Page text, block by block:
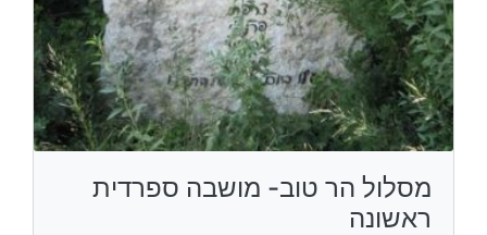
מסלול הר טוב- מושבה ספרדית
ראשונה